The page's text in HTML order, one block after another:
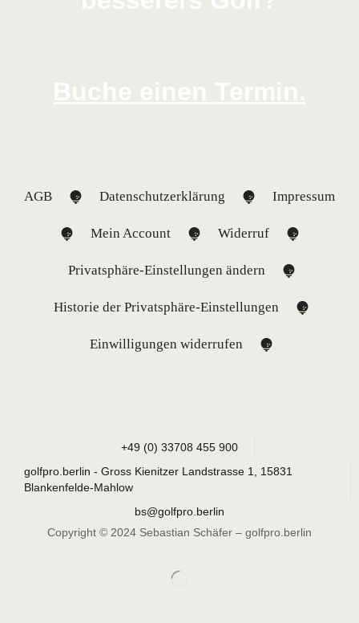
Buche einen Termin.
AGB Datenschutzerklärung Impressum
Mein Account Widerruf
Privatsphäre-Einstellungen ändern
Historie der Privatsphäre-Einstellungen
Einwilligungen widerrufen
+49 (0) 33708 455 900
golfpro.berlin - Gross Kienitzer Landstrasse 1, 15831
Blankenfelde-Mahlow
bs@golfpro.berlin
Copyright © 2024 Sebastian Schäfer – golfpro.berlin